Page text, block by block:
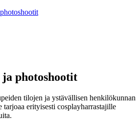
photoshootit
tilojen ja ystävällisen henkilökunnan
tarjoaa erityisesti cosplayharrastajille